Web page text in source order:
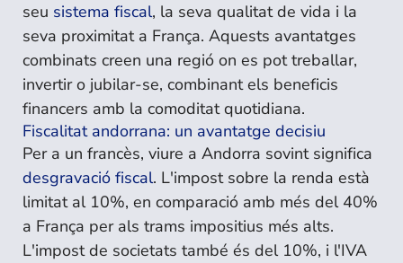
seu sistema fiscal, la seva qualitat de vida i la
seva proximitat a França. Aquests avantatges
combinats creen una regió on es pot treballar,
invertir o jubilar-se, combinant els beneficis
financers amb la comoditat quotidiana.
Fiscalitat andorrana: un avantatge decisiu
Per a un francès, viure a Andorra sovint significa
desgravació fiscal. L'impost sobre la renda està
limitat al 10%, en comparació amb més del 40%
a França per als trams impositius més alts.
L'impost de societats també és del 10%, i l'IVA